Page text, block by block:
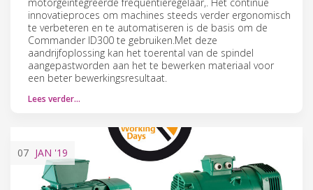
innovatieproces om machines steeds verder ergonomisch
te verbeteren en te automatiseren is de basis om de
Commander ID300 te gebruiken.Met deze
aandrijfoplossing kan het toerental van de spindel
aangepastworden aan het te bewerken materiaal voor
een beter bewerkingsresultaat.
Lees verder…
07 JAN '19